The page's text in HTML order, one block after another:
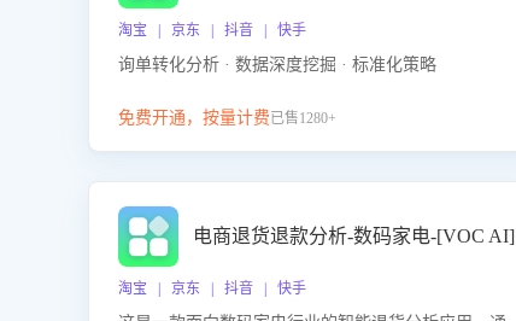
淘宝 | 京东 | 抖音 | 快手
询单转化分析 · 数据深度挖掘 · 标准化策略
免费开通，按量计费已售1280+
电商退货退款分析-数码家电-[VOC AI]
淘宝 | 京东 | 抖音 | 快手